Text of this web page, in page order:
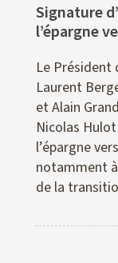
Signature
l’épargne
Le Président
Laurent
et Alain
Nicolas
l’épargne
notamment
de la